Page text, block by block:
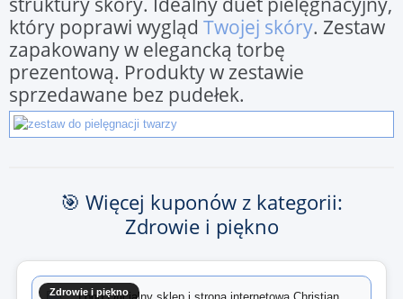
który poprawi wygląd Twojej skóry. Zestaw
zapakowany w elegancką torbę
prezentową. Produkty w zestawie
sprzedawane bez pudełek.
🎯 Więcej kuponów z kategorii:
Zdrowie i piękno
Zdrowie i piękno